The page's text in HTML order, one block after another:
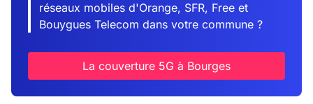
réseaux mobiles d'Orange, SFR, Free et
Bouygues Telecom dans votre commune ?
La couverture 5G à Bourges